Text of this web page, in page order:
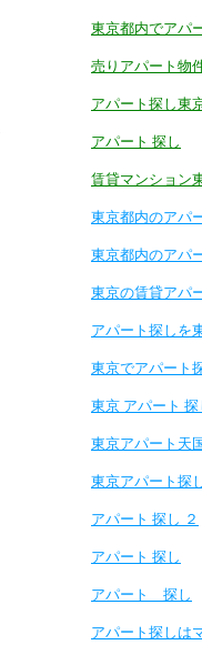
東京都内でアパ
売りアパート物
アパート探し東
アパート 探し
賃貸マンション
東京都内のアパ
東京都内のアパ
東京の賃貸アパ
アパート探しを
東京でアパート
東京 アパート 探
東京アパート天
東京アパート探
アパート 探し ２
アパート 探し
アパート 探し
アパート探しは